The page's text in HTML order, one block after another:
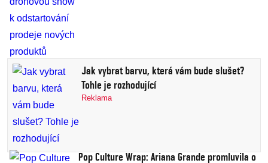
Jak vybrat barvu, která vám bude slušet?
Tohle je rozhodující
Reklama
Pop Culture Wrap: Ariana Grande promluvila o